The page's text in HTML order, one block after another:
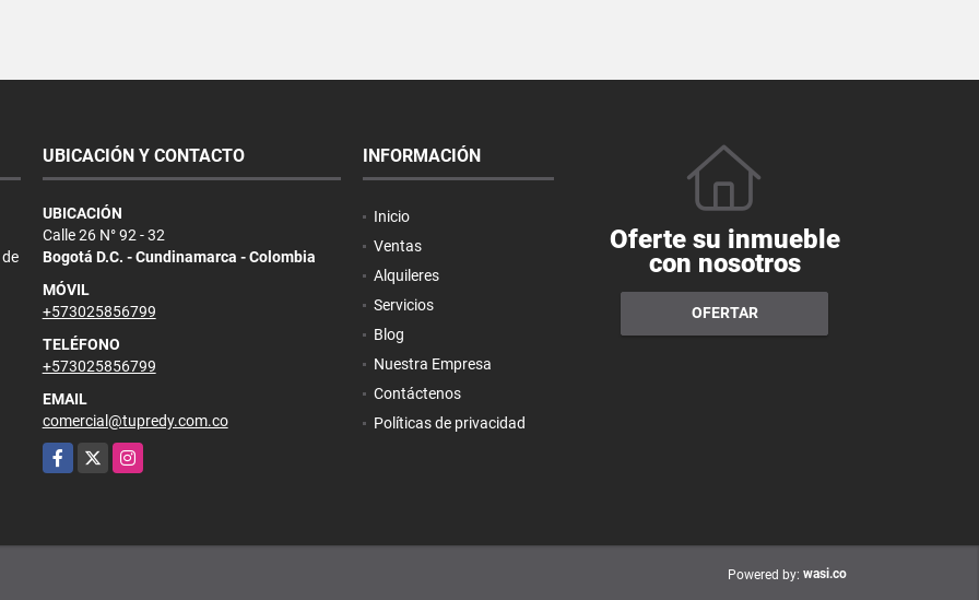
UBICACIÓN Y CONTACTO
UBICACIÓN
Calle 26 N° 92 - 32
Bogotá D.C. - Cundinamarca - Colombia
MÓVIL
+573025856799
TELÉFONO
+573025856799
EMAIL
comercial@tupredy.com.co
Facebook
X Instagram
INFORMACIÓN
Inicio
Ventas
Alquileres
Servicios
Blog
Nuestra Empresa
Contáctenos
Políticas de privacidad
Oferte su inmueble
con nosotros
OFERTAR
Powered by: wasi.co